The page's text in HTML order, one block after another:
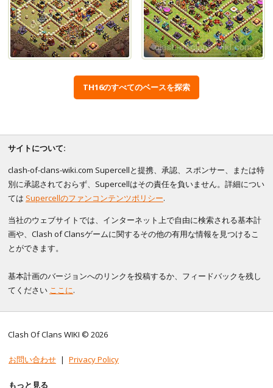
TH16のすべてのベースを探索
サイトについて:
clash-of-clans-wiki.com Supercellと提携、承認、スポンサー、または特
別に承認されておらず、Supercellはその責任を負いません。詳細につい
ては Supercellのファンコンテンツポリシー.
当社のウェブサイトでは、インターネット上で自由に検索される基本計
画や、Clash of Clansゲームに関するその他の有用な情報を見つけるこ
とができます。
基本計画のバージョンへのリンクを投稿するか、フィードバックを残し
てください ここに.
Clash Of Clans WIKI © 2026
お問い合わせ | Privacy Policy
もっと見る